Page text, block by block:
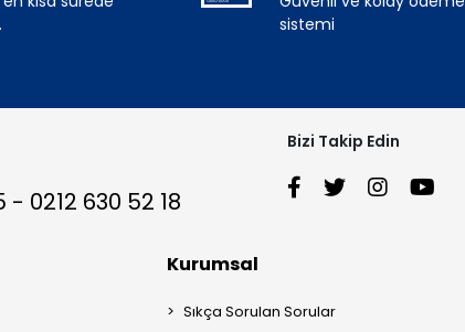
sistemi
- 0212 630 52 18
Bizi Takip Edin
Kurumsal
Sıkça Sorulan Sorular